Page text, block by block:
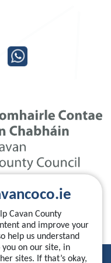
Cavan County
and improve your
help us understand
on our site, in
sites. If that’s okay,